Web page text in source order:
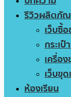
รีวิวผลิตภั
เว็บซื้
กระเ
เครื่อ
เว็บขุ
ห้องเรียน